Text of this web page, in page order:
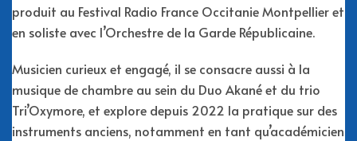
produit au Festival Radio France Occitanie Montpellier et
en soliste avec l’Orchestre de la Garde Républicaine.
Musicien curieux et engagé, il se consacre aussi à la
musique de chambre au sein du Duo Akané et du trio
Tri’Oxymore, et explore depuis 2022 la pratique sur des
instruments anciens, notamment en tant qu’académicien